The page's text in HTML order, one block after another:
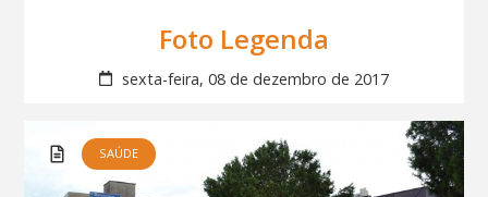
Foto Legenda
sexta-feira, 08 de dezembro de 2017
SAÚDE